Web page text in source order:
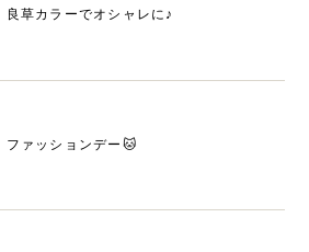
良草カラーでオシャレに♪
ファッションデー🐱